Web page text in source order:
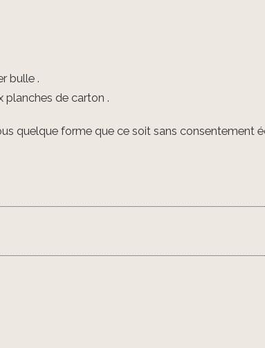
bulle .
planches de carton .
quelque forme que ce soit sans consentement